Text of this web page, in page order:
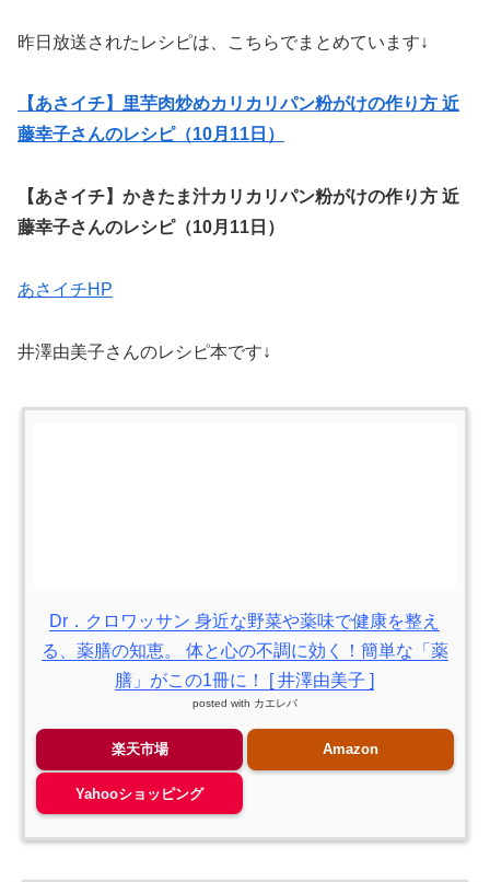
昨日放送されたレシピは、こちらでまとめています↓
【あさイチ】里芋肉炒めカリカリパン粉がけの作り方 近
藤幸子さんのレシピ（10月11日）
【あさイチ】かきたま汁カリカリパン粉がけの作り方 近
藤幸子さんのレシピ（10月11日）
あさイチHP
井澤由美子さんのレシピ本です↓
Dr．クロワッサン 身近な野菜や薬味で健康を整え
る、薬膳の知恵。 体と心の不調に効く！簡単な「薬
膳」がこの1冊に！ [ 井澤由美子 ]
posted with カエレバ
楽天市場 Amazon
Yahooショッピング